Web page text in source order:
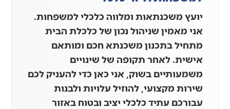
יועץ משכנתאות ומלווה כלכלי למשפחות.
אני מאמין שניהול נכון של כלכלת הבית
מתחיל בתכנון משכנתא חכם ומותאם
אישית. לאחר תקופה של שינויים
משמעותיים בשוק, אני כאן כדי להעניק לכם
שירות מקצועי, להוזיל עלויות ולבנות
עבורכם עתיד כלכלי יציב ובטוח באזור